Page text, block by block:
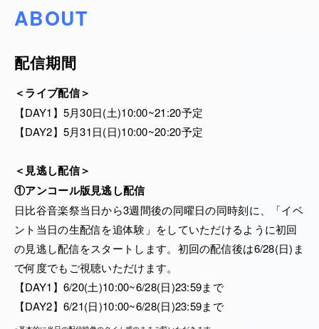
援とサポートにより、今回もこの他にはない特別な生
りがとうございます。
日比谷音楽祭で無料で音楽に出会ったことがきっかけ
で、音楽にお金を使ったり、音楽をはじめたり、音楽
の仕事に興味をもったりと、音楽に関わる人が増えて
いくことも、日比谷音楽祭を開催する目的の一つです
。
MCコーナーをはじめとした配信でしか見ることがで
きないプログラムもご用意し、そして楽しみながらア
ーティストやその音楽について知り、応援することに
もつながる取り組みも取り入れて、新しい音楽の循環
を生む配信を目指しています。
この生配信は、よりたくさんの方に音楽体験を届ける
ために、日比谷公園に来場される方だけでなく、おう
ABOUT
配信期間
＜ライブ配信＞
【DAY1】5月30日(土)10:00~21:20予定
【DAY2】5月31日(日)10:00~20:20予定
＜見逃し配信＞
①アンコール版見逃し配信
日比谷音楽祭当日から3週間後の同曜日の同時刻に、「イベ
ント当日の生配信を追体験」をしていただけるように初回
の見逃し配信をスタートします。初回の配信後は6/28(日)ま
で何度でもご視聴いただけます。
【DAY1】6/20(土)10:00~6/28(日)23:59まで
【DAY2】6/21(日)10:00~6/28(日)23:59まで